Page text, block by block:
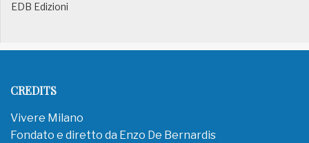
EDB Edizioni
CREDITS
Vivere Milano
Fondato e diretto da Enzo De Bernardis